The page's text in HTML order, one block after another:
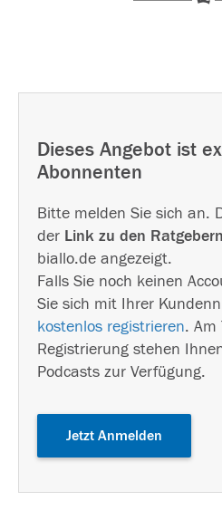
Dieses Angebot ist
Abonnenten
Bitte melden Sie sich an.
der Link zu den
biallo.de angezeigt.
Falls Sie noch keinen
Sie sich mit Ihrer
kostenlos registrieren. Am
Registrierung stehen
Podcasts zur Verfügung.
Jetzt Anmelden